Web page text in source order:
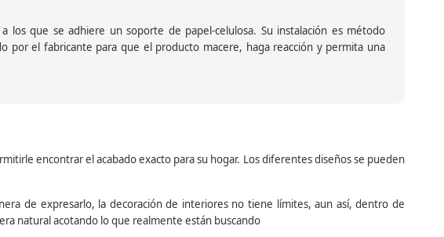
los que se adhiere un soporte de papel-celulosa. Su instalación es método
por el fabricante para que el producto macere, haga reacción y permita una
encontrar el acabado exacto para su hogar. Los diferentes diseños se pueden
de expresarlo, la decoración de interiores no tiene límites, aun así, dentro de
natural acotando lo que realmente están buscando